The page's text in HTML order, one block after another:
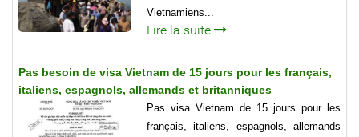
Vietnamiens...
Lire la suite
Pas besoin de visa Vietnam de 15 jours pour les français,
italiens, espagnols, allemands et britanniques
Pas visa Vietnam de 15 jours pour les
français, italiens, espagnols, allemands